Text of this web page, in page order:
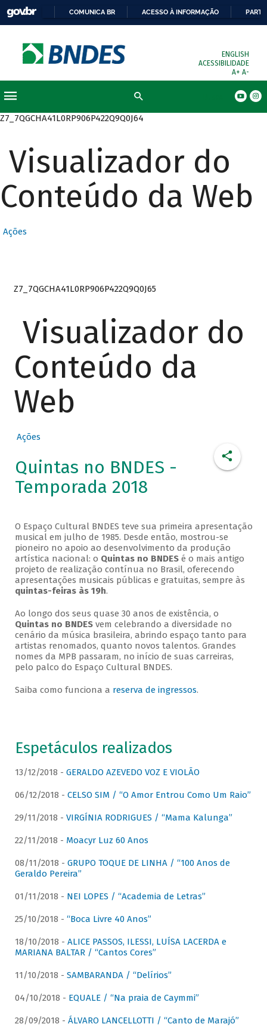
COMUNICA BR ACESSO À INFORMAÇÃO
ENGLISH
ACESSIBILIDADE
A+ A-
Z7_7QGCHA41L0RP906P422Q9Q0J64
Visualizador do
Conteúdo da Web
Ações
Z7_7QGCHA41L0RP906P422Q9Q0J65
Visualizador do
Conteúdo da
Web
Ações
Quintas no BNDES -
Temporada 2018
O Espaço Cultural BNDES teve sua primeira apresentação
musical em julho de 1985. Desde então, mostrou-se
pioneiro no apoio ao desenvolvimento da produção
artística nacional: o Quintas no BNDESé o mais antigo
projeto de realização contínua no Brasil, oferecendo
apresentações musicais públicas e gratuitas, sempre às
quintas-feiras às 19h.
Ao longo dos seus quase 30 anos de existência, o
Quintas no BNDESvem celebrando a diversidade no
cenário da música brasileira, abrindo espaço tanto para
artistas renomados, quanto novos talentos. Grandes
nomes da MPB passaram, no início de suas carreiras,
pelo palco do Espaço Cultural BNDES.
Saiba como funciona a reserva de ingressos.
Espetáculos realizados
13/12/2018 - GERALDO AZEVEDO VOZ E VIOLÃO
06/12/2018 - CELSO SIM / “O Amor Entrou Como Um Raio”
29/11/2018 - VIRGÍNIA RODRIGUES / “Mama Kalunga”
22/11/2018 - Moacyr Luz 60 Anos
08/11/2018 - GRUPO TOQUE DE LINHA / “100 Anos de
Geraldo Pereira”
01/11/2018 - NEI LOPES / “Academia de Letras”
25/10/2018 - “Boca Livre 40 Anos”
18/10/2018 - ALICE PASSOS, ILESSI, LUÍSA LACERDA e
MARIANA BALTAR / “Cantos Cores”
11/10/2018 - SAMBARANDA / “Delírios”
04/10/2018 - EQUALE / “Na praia de Caymmi”
28/09/2018 - ÁLVARO LANCELLOTTI / “Canto de Marajó”